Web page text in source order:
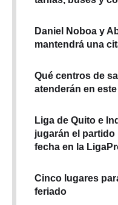
Daniel Noboa y
mantendrá una
Qué centros de
atenderán en
Liga de Quito e
jugarán el partido
fecha en la
Cinco lugares
feriado